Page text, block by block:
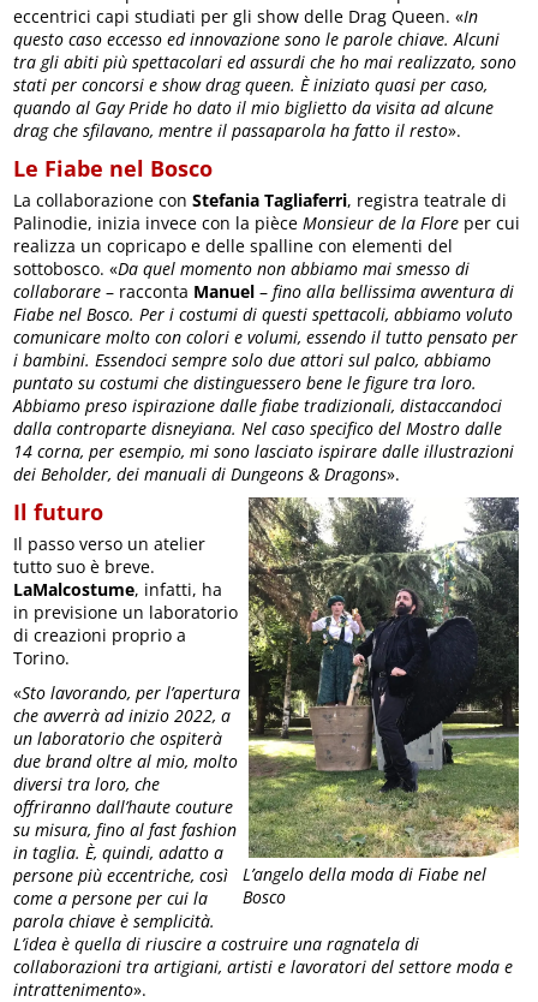
eccentrici capi studiati per gli show delle Drag Queen. «In
questo caso eccesso ed innovazione sono le parole chiave. Alcuni
tra gli abiti più spettacolari ed assurdi che ho mai realizzato, sono
stati per concorsi e show drag queen. È iniziato quasi per caso,
quando al Gay Pride ho dato il mio biglietto da visita ad alcune
drag che sfilavano, mentre il passaparola ha fatto il resto».
Le Fiabe nel Bosco
La collaborazione conStefania Tagliaferri, registra teatrale di
Palinodie, inizia invece con la pièce Monsieur de la Flore per cui
realizza un copricapo e delle spalline con elementi del
sottobosco. «Da quel momento non abbiamo mai smesso di
collaborare – racconta Manuel – fino alla bellissima avventura di
Fiabe nel Bosco. Per i costumi di questi spettacoli, abbiamo voluto
comunicare molto con colori e volumi, essendo il tutto pensato per
i bambini. Essendoci sempre solo due attori sul palco, abbiamo
puntato su costumi che distinguessero bene le figure tra loro.
Abbiamo preso ispirazione dalle fiabe tradizionali, distaccandoci
dalla controparte disneyiana. Nel caso specifico del Mostro dalle
14 corna, per esempio, mi sono lasciato ispirare dalle illustrazioni
dei Beholder, dei manuali di Dungeons & Dragons».
L’angelo della moda di Fiabe nel
Bosco
Il futuro
Il passo verso un atelier
tutto suo è breve.
LaMalcostume, infatti, ha
in previsione un laboratorio
di creazioni proprio a
Torino.
«Sto lavorando, per l’apertura
che avverrà ad inizio 2022, a
un laboratorio che ospiterà
due brand oltre al mio, molto
diversi tra loro, che
offriranno dall’haute couture
su misura, fino al fast fashion
in taglia. È, quindi, adatto a
persone più eccentriche, così
come a persone per cui la
parola chiave è semplicità.
L’idea è quella di riuscire a costruire una ragnatela di
collaborazioni tra artigiani, artisti e lavoratori del settore moda e
intrattenimento».